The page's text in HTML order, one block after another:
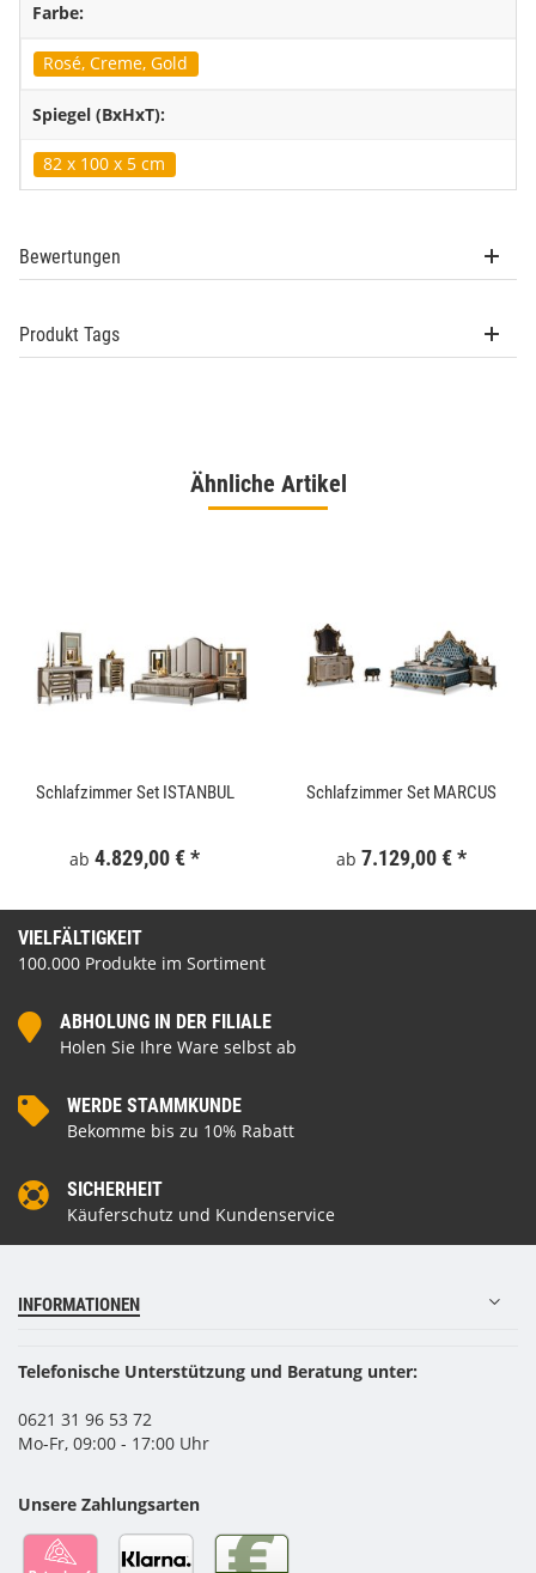
Farbe:
Rosé, Creme, Gold
Spiegel (BxHxT):
82 x 100 x 5 cm
Bewertungen
Produkt Tags
Ähnliche Artikel
Schlafzimmer Set ISTANBUL
ab 4.829,00 €*
Schlafzimmer Set MARCUS
ab 7.129,00 €*
VIELFÄLTIGKEIT
100.000 Produkte im Sortiment
ABHOLUNG IN DER FILIALE
Holen Sie Ihre Ware selbst ab
WERDE STAMMKUNDE
Bekomme bis zu 10% Rabatt
SICHERHEIT
Käuferschutz und Kundenservice
INFORMATIONEN
Telefonische Unterstützung und Beratung unter:
0621 31 96 53 72
Mo-Fr, 09:00 - 17:00 Uhr
Unsere Zahlungsarten